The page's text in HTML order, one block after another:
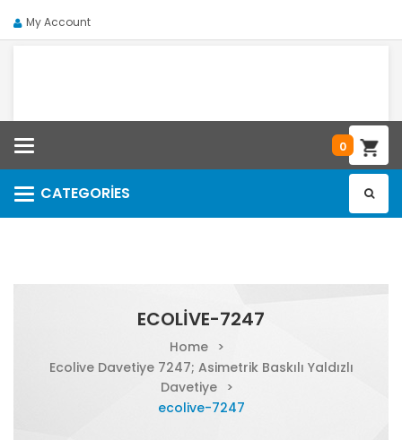
My Account
0
CATEGORIES
Categories
ECOLIVE-7247
Home
>
Ecolive Davetiye 7247; Asimetrik Baskılı Yaldızlı
Davetiye
>
ecolive-7247